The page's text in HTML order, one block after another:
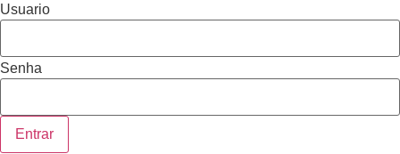
Usuario
Senha
Entrar